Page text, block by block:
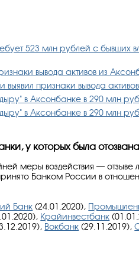
523 млн рублей с бывших
вывода активов из
выявил признаки вывода
в Аксонбанке в 290 млн
в Аксонбанке в 290 млн
у которых была
меры воздействия — отзыве
Банком России в
Банк (24.01.2020),
Крайинвестбанк
Вокбанк (29.11.2019),